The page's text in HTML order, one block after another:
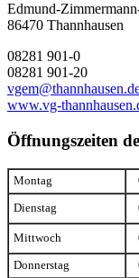
Edmund-
86470 Thannhausen
08281 901-0
08281 901-20
www.vg-
Öffnungszeiten
Montag
Dienstag
Mittwoch
Donnerstag